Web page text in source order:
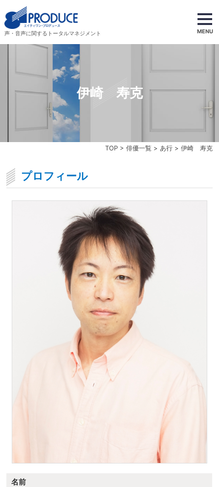
声・音声に関するトータルマネジメント MENU
TOP> 俳優一覧 > あ行> 伊崎 寿克
伊崎 寿克
プロフィール
名前